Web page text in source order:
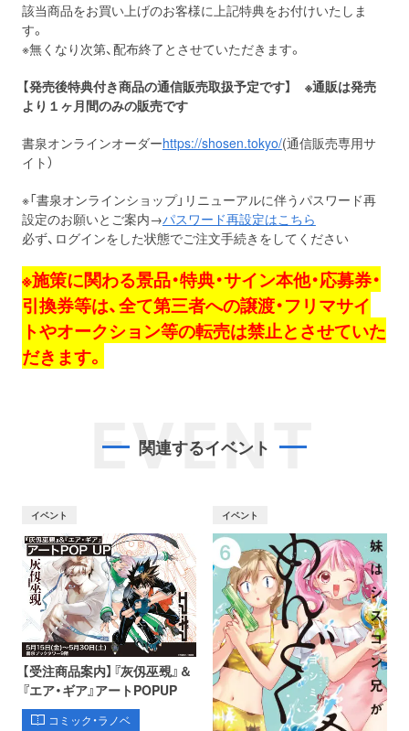
該当商品をお買い上げのお客様に上記特典をお付けいたしま
す。
※無くなり次第、配布終了とさせていただきます。
【発売後特典付き商品の通信販売取扱予定です】 ※通販は発売
より１ヶ月間のみの販売です
書泉オンラインオーダーhttps://shosen.tokyo/(通信販売専用サ
イト）
※「書泉オンラインショップ」リニューアルに伴うパスワード再
設定のお願いとご案内→パスワード再設定はこちら
必ず、ログインをした状態でご注文手続きをしてください
※施策に関わる景品・特典・サイン本他・応募券・
引換券等は、全て第三者への譲渡・フリマサイ
トやオークション等の転売は禁止とさせていた
だきます。
EVENT
関連するイベント
イベント
【受注商品案内】『灰仭巫覡』＆
『エア・ギア』アートPOPUP
コミック・ラノベ
イベント